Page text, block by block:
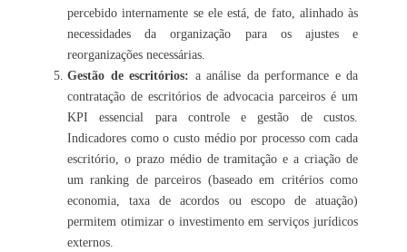
percebido internamente se ele está, de fato, alinhado às
necessidades da organização para os ajustes e
reorganizações necessárias.
Gestão de escritórios: a análise da performance e da
contratação de escritórios de advocacia parceiros é um
KPI essencial para controle e gestão de custos.
Indicadores como o custo médio por processo com cada
escritório, o prazo médio de tramitação e a criação de
um ranking de parceiros (baseado em critérios como
economia, taxa de acordos ou escopo de atuação)
permitem otimizar o investimento em serviços jurídicos
externos.